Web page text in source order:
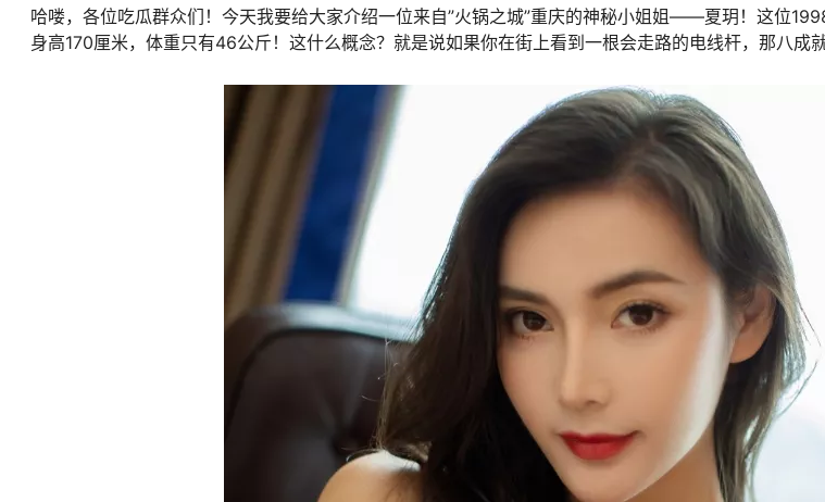
哈喽，各位吃瓜群众们！今天我要给大家介绍一位来自”火锅之城”重庆的神秘小姐姐——夏玥！这位
身高170厘米，体重只有46公斤！这什么概念？就是说如果你在街上看到一根会走路的电线杆，那八成就